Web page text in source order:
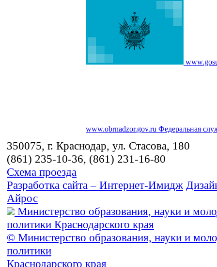
www.obrnadzor.gov.ru Федеральная
350075, г. Краснодар, ул. Стасова, 180
(861) 235-10-36, (861) 231-16-80
Схема проезда
Разработка сайта – Интернет-Имидж
Айрос
Министерство образования, науки и
политики Краснодарского края
© Министерство образования, науки и
политики
Краснодарского края